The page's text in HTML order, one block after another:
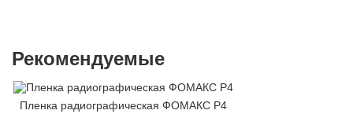
Рекомендуемые
Пленка радиографическая ФОМАКС Р4